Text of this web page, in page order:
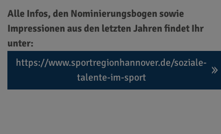
Alle Infos, den Nominierungsbogen sowie
Impressionen aus den letzten Jahren findet Ihr
unter:
https://www.sportregionhannover.de/soziale-
talente-im-sport